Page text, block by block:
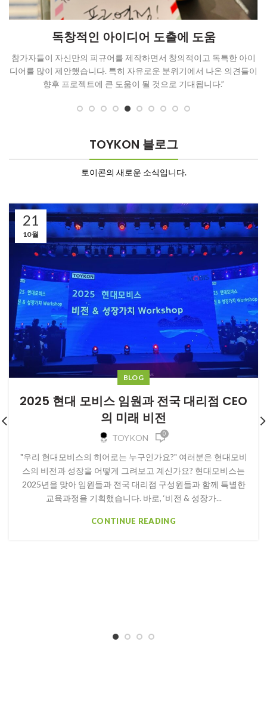
독창적인 아이디어 도출에 도움
참가자들이 자신만의 피규어를 제작하면서 창의적이고 독특한 아이
디어를 많이 제안했습니다. 특히 자유로운 분위기에서 나온 의견들이
향후 프로젝트에 큰 도움이 될 것으로 기대됩니다.”
TOYKON 블로그
토이콘의 새로운 소식입니다.
21
10월
BLOG
2025 현대 모비스 임원과 전국 대리점 CEO
의 미래 비전
TOYKON 0
"우리 현대모비스의 히어로는 누구인가요?" 여러분은 현대모비
스의 비전과 성장을 어떻게 그려보고 계신가요? 현대모비스는
2025년을 맞아 임원들과 전국 대리점 구성원들과 함께 특별한
교육과정을 기획했습니다. 바로, ‘비전 & 성장가...
CONTINUE READING